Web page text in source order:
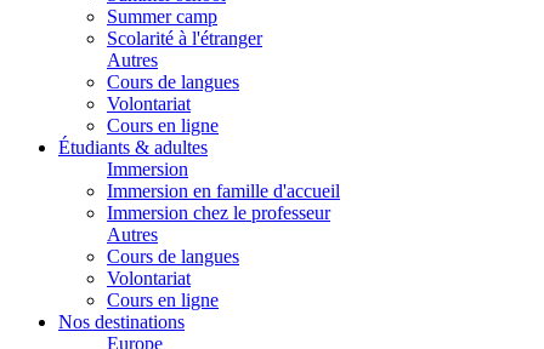
Summer camp
Scolarité à l'étranger
Autres
Cours de langues
Volontariat
Cours en ligne
Étudiants & adultes
Immersion
Immersion en famille d'accueil
Immersion chez le professeur
Autres
Cours de langues
Volontariat
Cours en ligne
Nos destinations
Europe